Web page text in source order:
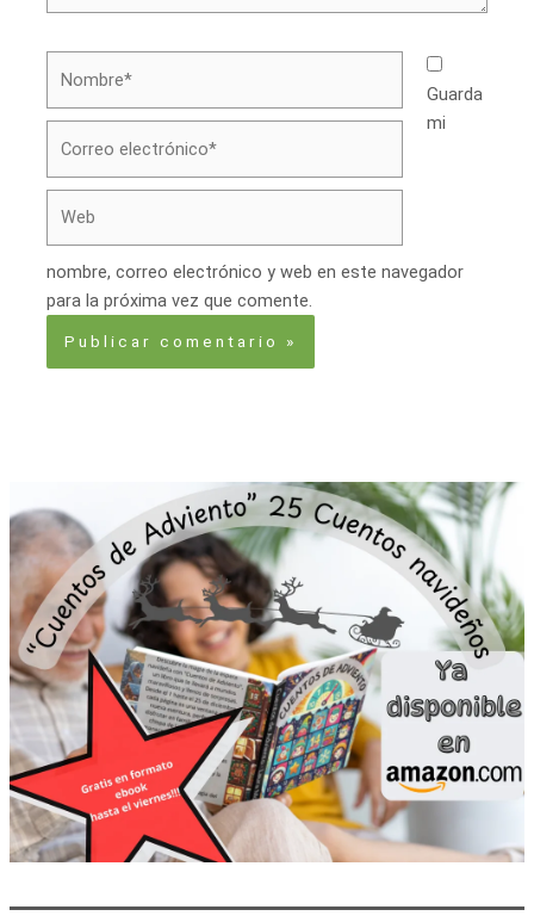
electrónico*
Guarda
mi
nombre, correo electrónico y web en este navegador
para la próxima vez que comente.